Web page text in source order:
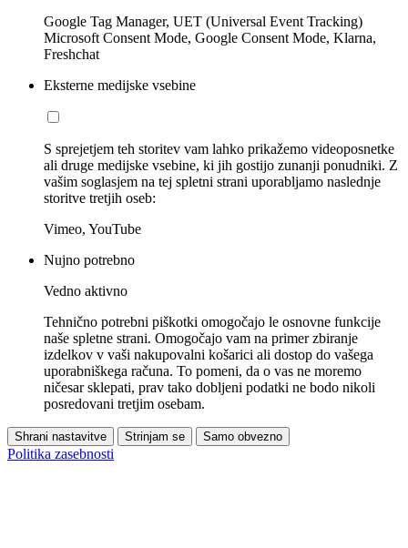
Google Tag Manager, UET (Universal Event Tracking)
Microsoft Consent Mode, Google Consent Mode, Klarna,
Freshchat
Eksterne medijske vsebine
S sprejetjem teh storitev vam lahko prikažemo videoposnetke
ali druge medijske vsebine, ki jih gostijo zunanji ponudniki. Z
vašim soglasjem na tej spletni strani uporabljamo naslednje
storitve tretjih oseb:
Vimeo, YouTube
Nujno potrebno
Vedno aktivno
Tehnično potrebni piškotki omogočajo le osnovne funkcije
naše spletne strani. Omogočajo vam na primer zbiranje
izdelkov v vaši nakupovalni košarici ali dostop do vašega
uporabniškega računa. To pomeni, da o vas ne moremo
ničesar sklepati, prav tako dobljeni podatki ne bodo nikoli
posredovani tretjim osebam.
Shrani nastavitve Strinjam se Samo obvezno
Politika zasebnosti